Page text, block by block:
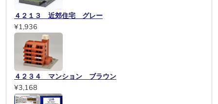
４２１３ 近郊住宅 グレー
¥1,936
４２３４ マンション ブラウン
¥3,168